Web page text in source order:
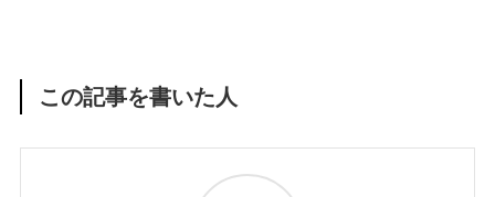
この記事を書いた人